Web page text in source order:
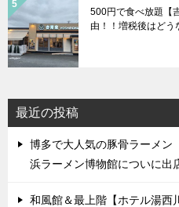
500円で食べ放題【
由！！増税後はどう
最近の投稿
博多で大人気の豚骨ラーメン
浜ラーメン博物館についに出
和風館＆最上階【ホテル湯西